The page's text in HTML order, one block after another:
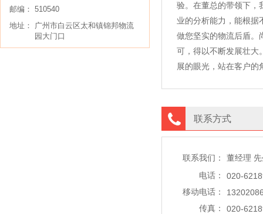
邮编： 510540
地址：
广州市白云区太和镇锦邦物流
园大门口
验。在董总的带领下，
业的分析能力，能根据
做您坚实的物流后盾。
可，得以不断发展壮大
展的眼光，站在客户
联系方式
联系我们：
董经理
电话：
020-
移动电话：
传真：
020-